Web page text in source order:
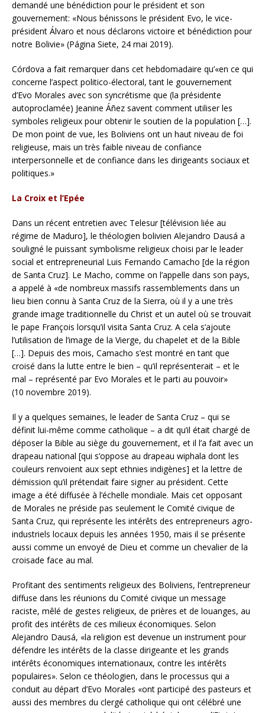
demandé une bénédiction pour le président et son
gouvernement: «Nous bénissons le président Evo, le vice-
président Álvaro et nous déclarons victoire et bénédiction pour
notre Bolivie» (Página Siete, 24 mai 2019).
Córdova a fait remarquer dans cet hebdomadaire qu’«en ce qui
concerne l’aspect politico-électoral, tant le gouvernement
d’Evo Morales avec son syncrétisme que (la présidente
autoproclamée) Jeanine Áñez savent comment utiliser les
symboles religieux pour obtenir le soutien de la population […].
De mon point de vue, les Boliviens ont un haut niveau de foi
religieuse, mais un très faible niveau de confiance
interpersonnelle et de confiance dans les dirigeants sociaux et
politiques.»
La Croix et l’Epée
Dans un récent entretien avec Telesur [télévision liée au
régime de Maduro], le théologien bolivien Alejandro Dausá a
souligné le puissant symbolisme religieux choisi par le leader
social et entrepreneurial Luis Fernando Camacho [de la région
de Santa Cruz]. Le Macho, comme on l’appelle dans son pays,
a appelé à «de nombreux massifs rassemblements dans un
lieu bien connu à Santa Cruz de la Sierra, où il y a une très
grande image traditionnelle du Christ et un autel où se trouvait
le pape François lorsqu’il visita Santa Cruz. A cela s’ajoute
l’utilisation de l’image de la Vierge, du chapelet et de la Bible
[…]. Depuis des mois, Camacho s’est montré en tant que
croisé dans la lutte entre le bien – qu’il représenterait – et le
mal – représenté par Evo Morales et le parti au pouvoir»
(10 novembre 2019).
Il y a quelques semaines, le leader de Santa Cruz – qui se
définit lui-même comme catholique – a dit qu’il était chargé de
déposer la Bible au siège du gouvernement, et il l’a fait avec un
drapeau national [qui s’oppose au drapeau wiphala dont les
couleurs renvoient aux sept ethnies indigènes] et la lettre de
démission qu’il prétendait faire signer au président. Cette
image a été diffusée à l’échelle mondiale. Mais cet opposant
de Morales ne préside pas seulement le Comité civique de
Santa Cruz, qui représente les intérêts des entrepreneurs agro-
industriels locaux depuis les années 1950, mais il se présente
aussi comme un envoyé de Dieu et comme un chevalier de la
croisade face au mal.
Profitant des sentiments religieux des Boliviens, l’entrepreneur
diffuse dans les réunions du Comité civique un message
raciste, mêlé de gestes religieux, de prières et de louanges, au
profit des intérêts de ces milieux économiques. Selon
Alejandro Dausá, «la religion est devenue un instrument pour
défendre les intérêts de la classe dirigeante et les grands
intérêts économiques internationaux, contre les intérêts
populaires». Selon ce théologien, dans le processus qui a
conduit au départ d’Evo Morales «ont participé des pasteurs et
aussi des membres du clergé catholique qui ont célébré une